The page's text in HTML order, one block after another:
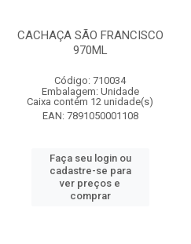
CACHAÇA SÃO FRANCISCO
970ML
Código: 710034
Embalagem: Unidade
Caixa contém 12 unidade(s)
EAN: 7891050001108
Faça seu login ou
cadastre-se para
ver preços e
comprar